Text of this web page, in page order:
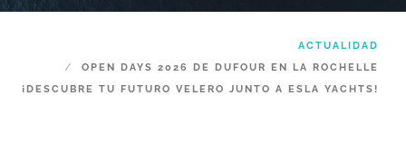
ACTUALIDAD
OPEN DAYS 2026 DE DUFOUR EN LA ROCHELLE
¡DESCUBRE TU FUTURO VELERO JUNTO A ESLA YACHTS!